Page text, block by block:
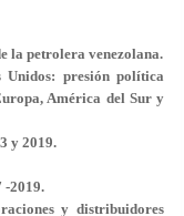
la petrolera venezolana.
presión política
América del Sur y
y 2019.
-2019.
y distribuidores